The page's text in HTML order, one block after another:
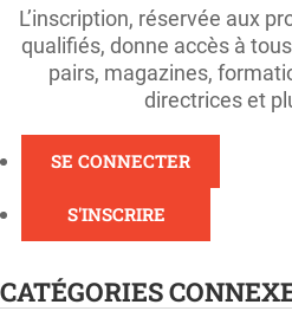
L’inscription, réservée aux
qualifiés, donne accès à
pairs, magazines,
directrices et
SE CONNECTER
S'INSCRIRE
CATÉGORIES